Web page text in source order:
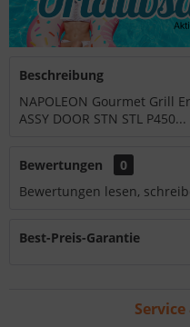
Beschreibung
NAPOLEON Gourmet Grill
ASSY DOOR STN STL P450...
Bewertungen
0
Bewertungen lesen,
Best-Preis-Garantie